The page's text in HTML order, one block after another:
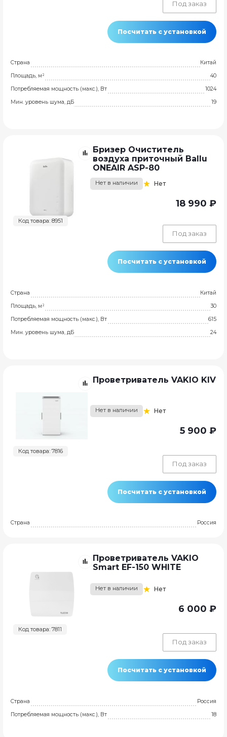
Под заказ
Посчитать с установкой
Страна
Китай
Площадь, м²
40
Потребляемая мощность (макс.), Вт
1024
Мин. уровень шума, дБ
19
Код товара: 8951
Бризер Очиститель
воздуха приточный Ballu
ONEAIR ASP-80
Нет в наличии Нет
18 990 ₽
Под заказ
Посчитать с установкой
Страна
Китай
Площадь, м²
30
Потребляемая мощность (макс.), Вт
615
Мин. уровень шума, дБ
24
Код товара: 7816
Проветриватель VAKIO KIV
Нет в наличии Нет
5 900 ₽
Под заказ
Посчитать с установкой
Страна Россия
Код товара: 7811
Проветриватель VAKIO
Smart EF-150 WHITE
Нет в наличии Нет
6 000 ₽
Под заказ
Посчитать с установкой
Страна
Россия
Потребляемая мощность (макс.), Вт
18